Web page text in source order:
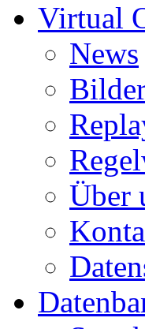
Virtual
News
Über